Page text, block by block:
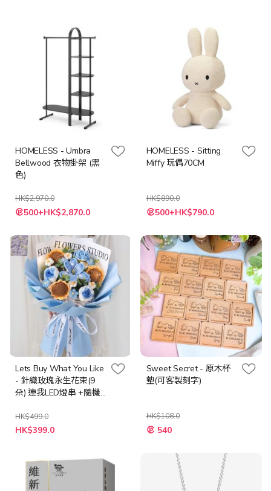
HOMELESS - Umbra
Bellwood 衣物掛架 (黑
色)
HK$2,970.0
特
殊
格
500+HK$2,870.0
HOMELESS - Sitting
Miffy 玩偶70CM
HK$890.0
特
殊
格
500+HK$790.0
Lets Buy What You Like
- 針織玫瑰永生花束(9
朵) 連我LED燈串 +隨機
HK$499.0
特
殊
HK$399.0
Sweet Secret - 原木杯
墊(可客製刻字)
HK$108.0
特
殊 540